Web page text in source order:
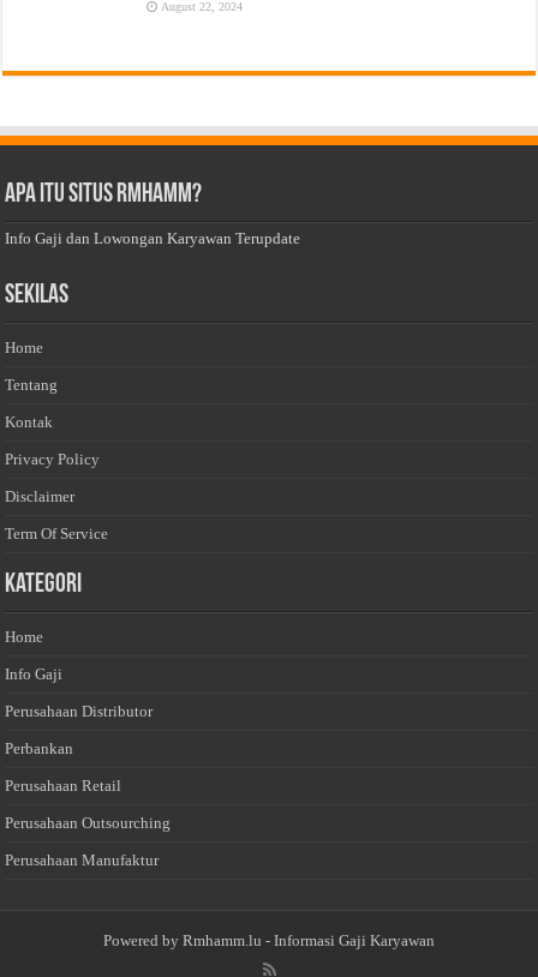
August 22, 2024
Apa Itu Situs Rmhamm?
Info Gaji dan Lowongan Karyawan Terupdate
Sekilas
Home
Tentang
Kontak
Privacy Policy
Disclaimer
Term Of Service
Kategori
Home
Info Gaji
Perusahaan Distributor
Perbankan
Perusahaan Retail
Perusahaan Outsourching
Perusahaan Manufaktur
Powered by Rmhamm.lu - Informasi Gaji Karyawan